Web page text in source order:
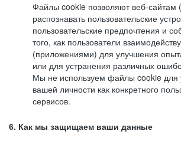
Файлы cookie позволяют веб-сайтам
распознавать пользовательские
пользовательские предпочтения и
того, как пользователи
(приложениями) для улучшения
или для устранения различных
Мы не используем файлы cookie для
вашей личности как конкретного
сервисов.
6. Как мы защищаем ваши данные